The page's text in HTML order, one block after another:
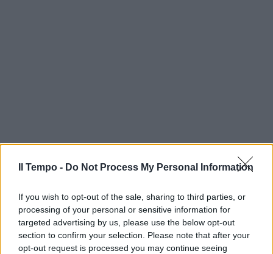
Il Tempo - Do Not Process My Personal Information
If you wish to opt-out of the sale, sharing to third parties, or
processing of your personal or sensitive information for
targeted advertising by us, please use the below opt-out
section to confirm your selection. Please note that after your
opt-out request is processed you may continue seeing